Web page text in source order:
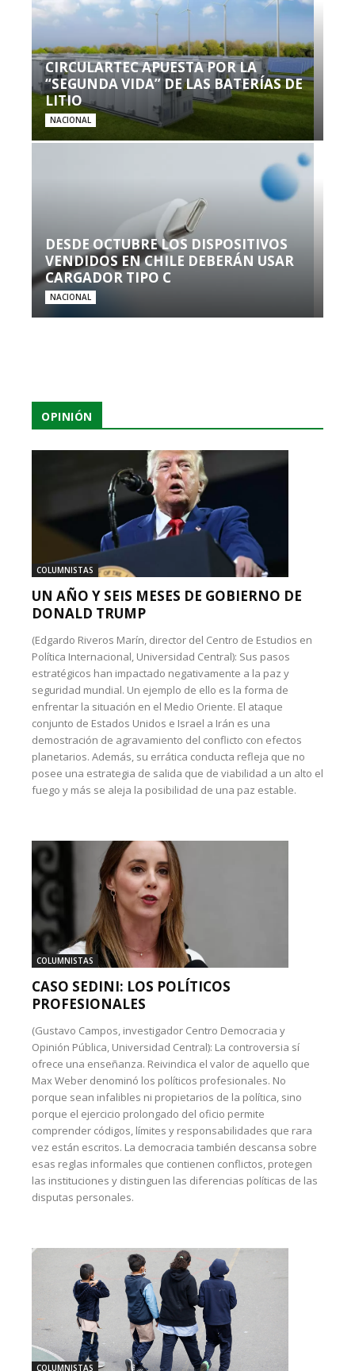
CIRCULARTEC APUESTA POR LA
“SEGUNDA VIDA” DE LAS BATERÍAS DE
LITIO
NACIONAL
DESDE OCTUBRE LOS DISPOSITIVOS
VENDIDOS EN CHILE DEBERÁN USAR
CARGADOR TIPO C
NACIONAL
OPINIÓN
COLUMNISTAS
UN AÑO Y SEIS MESES DE GOBIERNO DE
DONALD TRUMP
(Edgardo Riveros Marín, director del Centro de Estudios en
Política Internacional, Universidad Central): Sus pasos
estratégicos han impactado negativamente a la paz y
seguridad mundial. Un ejemplo de ello es la forma de
enfrentar la situación en el Medio Oriente. El ataque
conjunto de Estados Unidos e Israel a Irán es una
demostración de agravamiento del conflicto con efectos
planetarios. Además, su errática conducta refleja que no
posee una estrategia de salida que de viabilidad a un alto el
fuego y más se aleja la posibilidad de una paz estable.
COLUMNISTAS
CASO SEDINI: LOS POLÍTICOS
PROFESIONALES
(Gustavo Campos, investigador Centro Democracia y
Opinión Pública, Universidad Central): La controversia sí
ofrece una enseñanza. Reivindica el valor de aquello que
Max Weber denominó los políticos profesionales. No
porque sean infalibles ni propietarios de la política, sino
porque el ejercicio prolongado del oficio permite
comprender códigos, límites y responsabilidades que rara
vez están escritos. La democracia también descansa sobre
esas reglas informales que contienen conflictos, protegen
las instituciones y distinguen las diferencias políticas de las
disputas personales.
COLUMNISTAS